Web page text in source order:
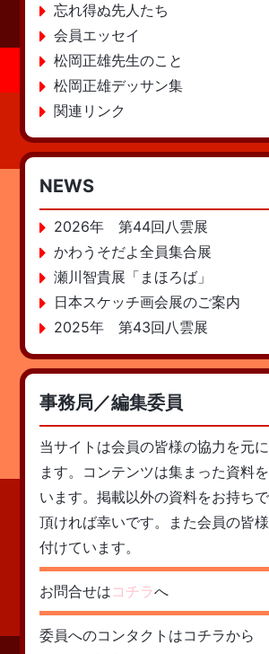
忘れ得ぬ先人たち
会員エッセイ
松岡正雄先生のこと
松岡正雄デッサン集
関連リンク
NEWS
2026年 第44回八雲展
かわうそだよ全員集合展
瀬川智貴展「まほろば」
日本スケッチ画会展のご案内
2025年 第43回八雲展
事務局／編集委員
当サイトは会員の皆様の協力を元
ます。コンテンツは集まった資料
います。掲載以外の資料をお持ち
頂ければ幸いです。また会員の皆
付けています。
お問合せはコチラへ
委員へのコンタクトはコチラから